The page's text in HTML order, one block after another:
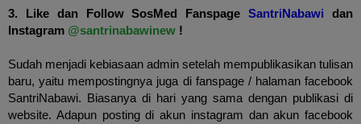
3. Like dan Follow SosMed FanspageSantriNabawi dan
Instagram @santrinabawinew !
Sudah menjadi kebiasaan admin setelah mempublikasikan tulisan
baru, yaitu mempostingnya juga di fanspage / halaman facebook
SantriNabawi. Biasanya di hari yang sama dengan publikasi di
website. Adapun posting di akun instagram dan akun facebook